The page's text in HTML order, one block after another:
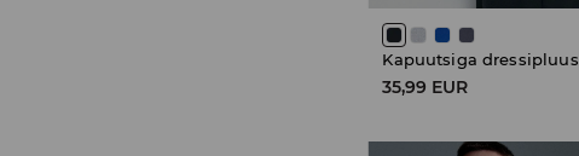
Kapuutsiga dressipluus
35,99 EUR